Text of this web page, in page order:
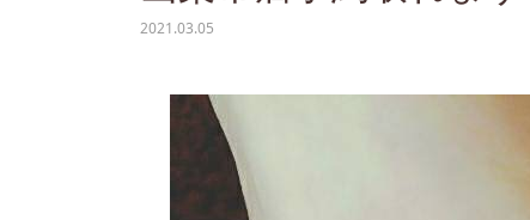
2021.03.05